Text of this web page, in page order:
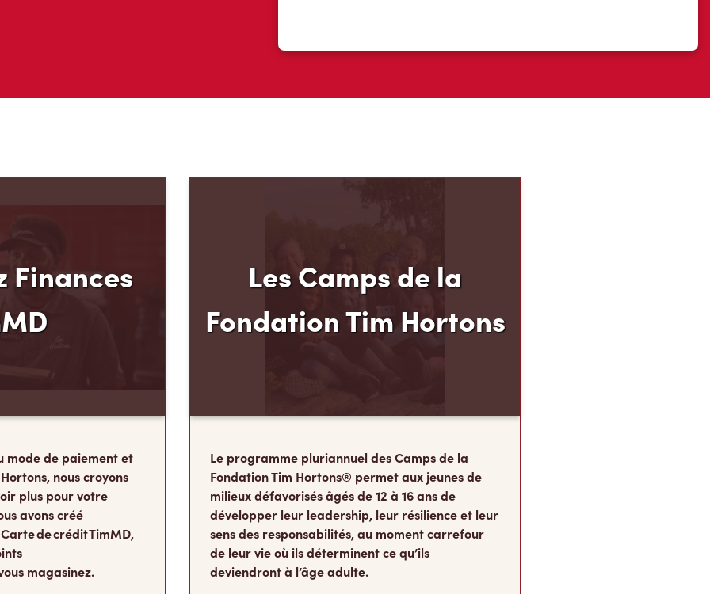
Finances
mode de paiement et
nous croyons
plus pour votre
avons créé
de crédit TimMD,
Les Camps de la
Fondation Tim Hortons
Le programme pluriannuel des Camps de la
Fondation Tim Hortons® permet aux jeunes de
milieux défavorisés âgés de 12 à 16 ans de
développer leur leadership, leur résilience et leur
sens des responsabilités, au moment carrefour
de leur vie où ils déterminent ce qu’ils